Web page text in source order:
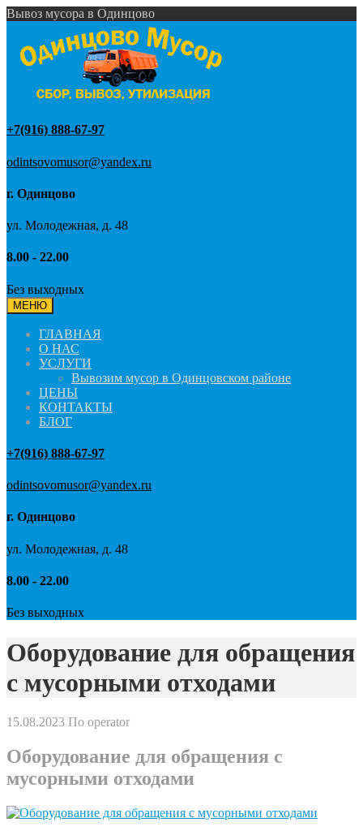
Вывоз мусора в Одинцово
+7(916) 888-67-97
odintsovomusor@yandex.ru
г. Одинцово
ул. Молодежная, д. 48
8.00 - 22.00
Без выходных
МЕНЮ
ГЛАВНАЯ
О НАС
УСЛУГИ
Вывозим мусор в Одинцовском районе
ЦЕНЫ
КОНТАКТЫ
БЛОГ
+7(916) 888-67-97
odintsovomusor@yandex.ru
г. Одинцово
ул. Молодежная, д. 48
8.00 - 22.00
Без выходных
Оборудование для обращения
с мусорными отходами
15.08.2023 По operator
Оборудование для обращения с
мусорными отходами